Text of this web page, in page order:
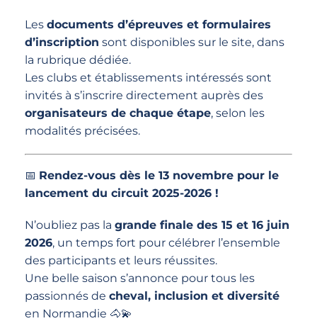
Les documents d’épreuves et formulaires
d’inscription sont disponibles sur le site, dans
la rubrique dédiée.
Les clubs et établissements intéressés sont
invités à s’inscrire directement auprès des
organisateurs de chaque étape, selon les
modalités précisées.
📅 Rendez-vous dès le 13 novembre pour le
lancement du circuit 2025-2026 !
N’oubliez pas la grande finale des 15 et 16 juin
2026, un temps fort pour célébrer l’ensemble
des participants et leurs réussites.
Une belle saison s’annonce pour tous les
passionnés de cheval, inclusion et diversité
en Normandie 🐴💫